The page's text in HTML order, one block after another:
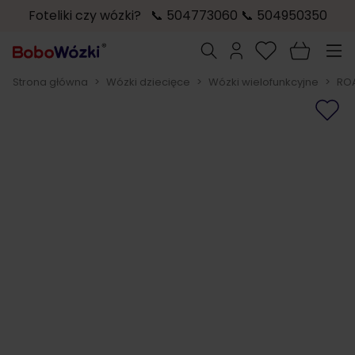
Foteliki czy wózki? 📞 504773060 📞 504950350
Szukaj
Strona główna > Wózki dziecięce > Wózki wielofunkcyjne >